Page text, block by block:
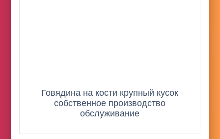
Говядина на кости крупный кусок
собственное производство
обслуживание